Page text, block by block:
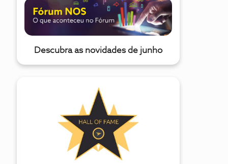
Descubra as novidades de junho